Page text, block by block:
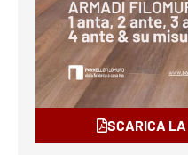
SCARICA LA